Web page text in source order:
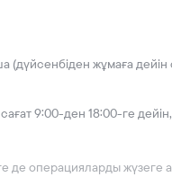
жұмаға
9:00-ден 18:00-ге
операцияларды жүзеге